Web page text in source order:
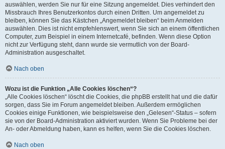
auswählen, werden Sie nur für eine Sitzung angemeldet. Dies verhindert den
Missbrauch Ihres Benutzerkontos durch einen Dritten. Um angemeldet zu
bleiben, können Sie das Kästchen „Angemeldet bleiben“ beim Anmelden
auswählen. Dies ist nicht empfehlenswert, wenn Sie sich an einem öffentlichen
Computer, zum Beispiel in einem Internetcafé, befinden. Wenn diese Option
nicht zur Verfügung steht, dann wurde sie vermutlich von der Board-
Administration ausgeschaltet.
Nach oben
Wozu ist die Funktion „Alle Cookies löschen“?
„Alle Cookies löschen“ löscht die Cookies, die phpBB erstellt hat und die dafür
sorgen, dass Sie im Forum angemeldet bleiben. Außerdem ermöglichen
Cookies einige Funktionen, wie beispielsweise den „Gelesen“-Status – sofern
sie von der Board-Administration aktiviert wurden. Wenn Sie Probleme bei der
An- oder Abmeldung haben, kann es helfen, wenn Sie die Cookies löschen.
Nach oben